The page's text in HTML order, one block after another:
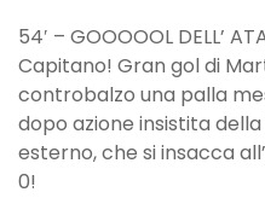
54′ – GOOOOOL DELL’
Capitano! Gran gol di
controbalzo una palla
dopo azione insistita
esterno, che si insacca
0!